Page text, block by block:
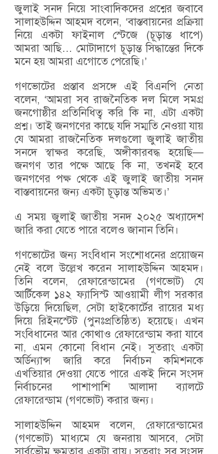
জুলাই সনদ নিয়ে সাংবাদিকদের প্রশ্নের জবাবে
সালাহউদ্দিন আহমদ বলেন, ‘বাস্তবায়নের প্রক্রিয়া
নিয়ে একটা ফাইনাল স্টেজে (চূড়ান্ত ধাপে)
আমরা আছি… মোটাদাগে চূড়ান্ত সিদ্ধান্তের দিকে
মনে হয় আমরা এগোতে পেরেছি।’
গণভোটের প্রস্তাব প্রসঙ্গে এই বিএনপি নেতা
বলেন, ‘আমরা সব রাজনৈতিক দল মিলে সমগ্র
জনগোষ্ঠীর প্রতিনিধিত্ব করি কি না, এটা একটা
প্রশ্ন। তাই জনগণের কাছে যদি সম্মতি নেওয়া যায়
যে আমরা রাজনৈতিক দলগুলো জুলাই জাতীয়
সনদে স্বাক্ষর করেছি, অঙ্গীকারবদ্ধ হয়েছি—
জনগণ তার পক্ষে আছে কি না, তখনই হবে
জনগণের পক্ষ থেকে এই জুলাই জাতীয় সনদ
বাস্তবায়নের জন্য একটা চূড়ান্ত অভিমত।’
এ সময় জুলাই জাতীয় সনদ ২০২৫ অধ্যাদেশ
জারি করা যেতে পারে বলেও জানান তিনি।
গণভোটের জন্য সংবিধান সংশোধনের প্রয়োজন
নেই বলে উল্লেখ করেন সালাহউদ্দিন আহমদ।
তিনি বলেন, রেফারেন্ডামের (গণভোট) যে
আর্টিকেল ১৪২ ফ্যাসিস্ট আওয়ামী লীগ সরকার
উড়িয়ে দিয়েছিল, সেটা হাইকোর্টের রায়ের মধ্য
দিয়ে রিইনস্টেট (পুনঃপ্রতিষ্ঠিত) হয়েছে। এখন
সংবিধানের আর কোথাও রেফারেন্ডাম করা যাবে
না, এমন কোনো বিধান নেই। সুতরাং একটা
অর্ডিন্যান্স জারি করে নির্বাচন কমিশনকে
এখতিয়ার দেওয়া যেতে পারে একই দিনে সংসদ
নির্বাচনের পাশাপাশি আলাদা ব্যালটে
রেফারেন্ডাম (গণভোট) করার জন্য।
সালাহউদ্দিন আহমদ বলেন, রেফারেন্ডামের
(গণভোট) মাধ্যমে যে জনরায় আসবে, সেটা